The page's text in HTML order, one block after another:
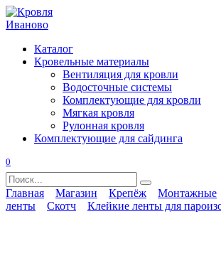
Перейти
к
Каталог
Кровельные материалы
Вентиляция для кровли
Водосточные системы
Комплектующие для кровли
Мягкая кровля
Рулонная кровля
Комплектующие для сайдинга
0
Search
for:
Главная Магазин Крепёж
Монтажные
ленты
Скотч Клейкие ленты для